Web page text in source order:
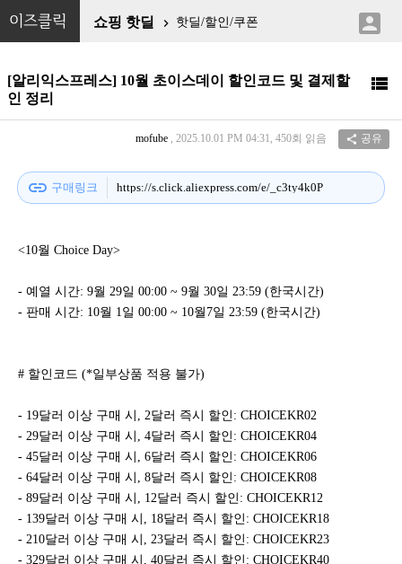
이즈클릭 쇼핑 핫딜  핫딜/할인/쿠폰 
[알리익스프레스] 10월 초이스데이 할인코드 및 결제할
인 정리

mofube , 2025.10.01 PM 04:31, 450회 읽음  공유
link 구매링크 https://s.click.aliexpress.com/e/_c3ty4k0P
<10월 Choice Day>
- 예열 시간: 9월 29일 00:00 ~ 9월 30일 23:59 (한국시간)
- 판매 시간: 10월 1일 00:00 ~ 10월7일 23:59 (한국시간)
# 할인코드 (*일부상품 적용 불가)
- 19달러 이상 구매 시, 2달러 즉시 할인: CHOICEKR02
- 29달러 이상 구매 시, 4달러 즉시 할인: CHOICEKR04
- 45달러 이상 구매 시, 6달러 즉시 할인: CHOICEKR06
- 64달러 이상 구매 시, 8달러 즉시 할인: CHOICEKR08
- 89달러 이상 구매 시, 12달러 즉시 할인: CHOICEKR12
- 139달러 이상 구매 시, 18달러 즉시 할인: CHOICEKR18
- 210달러 이상 구매 시, 23달러 즉시 할인: CHOICEKR23
- 329달러 이상 구매 시, 40달러 즉시 할인: CHOICEKR40